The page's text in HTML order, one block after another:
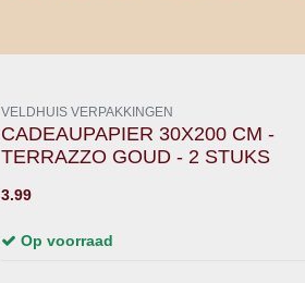
VELDHUIS VERPAKKINGEN
CADEAUPAPIER 30X200 CM -
TERRAZZO GOUD - 2 STUKS
3.99
Op voorraad